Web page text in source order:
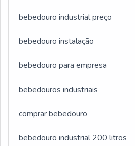
bebedouro industrial preço
bebedouro instalação
bebedouro para empresa
bebedouros industriais
comprar bebedouro
bebedouro industrial 200 litros